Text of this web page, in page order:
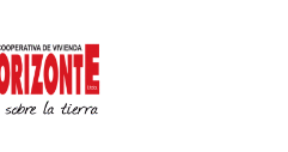
Porque más allá del
la cantidad de
superan casi los 500 en
derrama prácticamente